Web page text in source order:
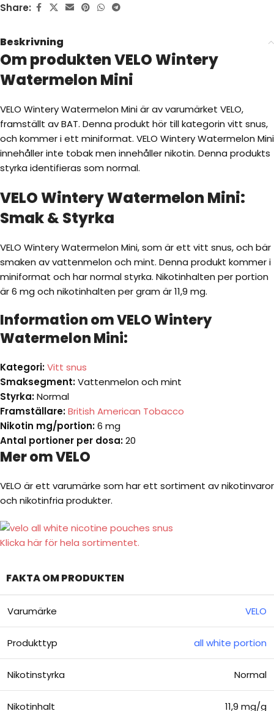
Share:
Beskrivning
Om produkten VELO Wintery
Watermelon Mini
VELO Wintery Watermelon Mini är av varumärket VELO,
framställt av BAT. Denna produkt hör till kategorin vitt snus,
och kommer i ett miniformat. VELO Wintery Watermelon Mini
innehåller inte tobak men innehåller nikotin. Denna produkts
styrka identifieras som normal.
VELO Wintery Watermelon Mini:
Smak & Styrka
VELO Wintery Watermelon Mini, som är ett vitt snus, och bär
smaken av vattenmelon och mint. Denna produkt kommer i
miniformat och har normal styrka. Nikotinhalten per portion
är 6 mg och nikotinhalten per gram är 11,9 mg.
Information om VELO Wintery
Watermelon Mini:
Kategori:Vitt snus
Smaksegment:Vattenmelon och mint
Styrka:Normal
Framställare:British American Tobacco
Nikotin mg/portion:6 mg
Antal portioner per dosa:20
Mer om VELO
VELO är ett varumärke som har ett sortiment av nikotinvaror
och nikotinfria produkter.
Klicka här för hela sortimentet.
FAKTA OM PRODUKTEN
Varumärke VELO
Produkttyp all white portion
Nikotinstyrka Normal
Nikotinhalt 11,9 mg/g